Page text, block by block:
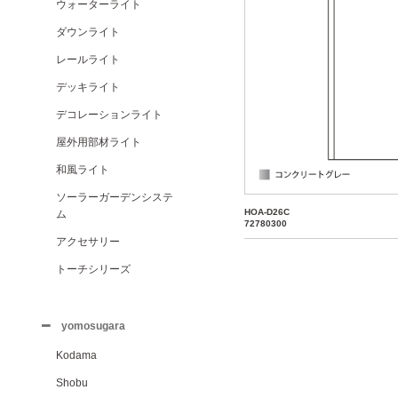
ウォーターライト
ダウンライト
レールライト
デッキライト
デコレーションライト
屋外用部材ライト
和風ライト
ソーラーガーデンシステ
ム
アクセサリー
トーチシリーズ
yomosugara
Kodama
Shobu
HOA-D26C
72780300